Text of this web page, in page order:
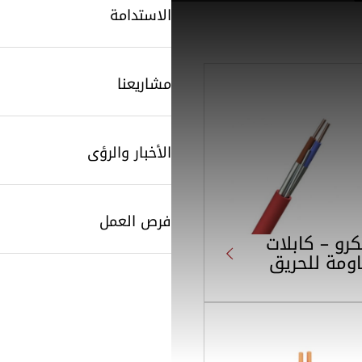
الاستدامة
مشاريعنا
الأخبار والرؤى
فرص العمل
– كابلات
للحريق